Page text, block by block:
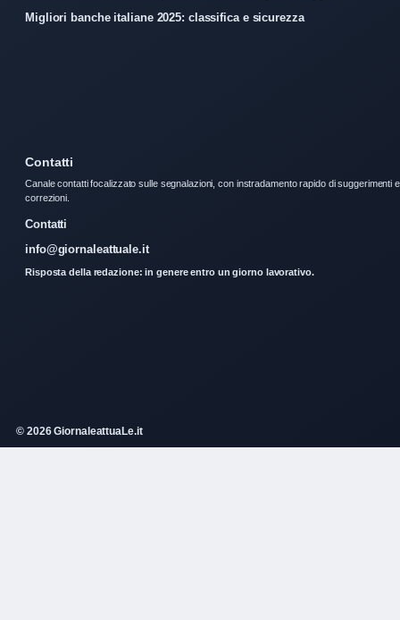
Migliori banche italiane 2025: classifica e sicurezza
Contatti
Canale contatti focalizzato sulle segnalazioni, con instradamento rapido di suggerimenti e
correzioni.
Contatti
info@giornaleattuale.it
Risposta della redazione: in genere entro un giorno lavorativo.
© 2026 GiornaleattuaLe.it